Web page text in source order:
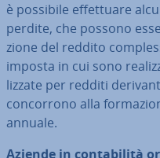
è possibile ef­fet­tua­re
perdite, che possono
zio­ne del reddito
imposta in cui sono
liz­za­te per redditi
con­cor­ro­no alla
annuale.
Aziende in con­ta­bi­li­tà